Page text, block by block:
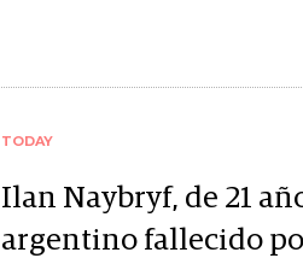
TODAY
Ilan Naybryf, de 21
argentino fallecido